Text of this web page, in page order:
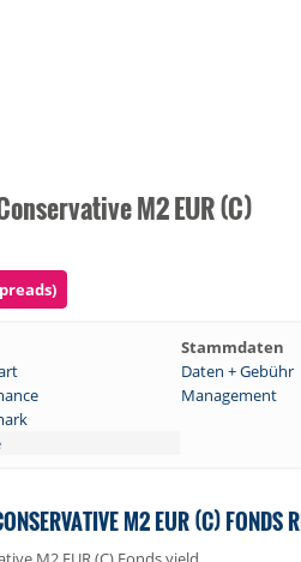
M2 EUR (C)
Stammdaten
Daten + Gebühr
Management
M2 EUR (C) FONDS